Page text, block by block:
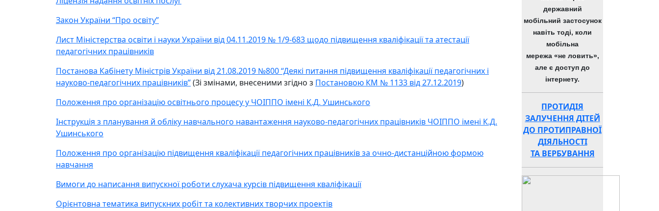
Закон України “Про освіту”
Лист Міністерства освіти і науки України від 04.11.2019 № 1/9-683 щодо підвищення кваліфікації та атестації
педагогічних працівників
Постанова Кабінету Міністрів України від 21.08.2019 №800 “Деякі питання підвищення кваліфікації педагогічних і
науково-педагогічних працівників”(Зі змінами, внесеними згідно з Постановою КМ № 1133 від 27.12.2019)
Положення про організацію освітнього процесу у ЧОІППО імені К.Д. Ушинського
Інструкція з планування й обліку навчального навантаження науково-педагогічних працівників ЧОІППО імені К.Д.
Ушинського
Положення про організацію підвищення кваліфікації педагогічних працівників за очно-дистанційною формою
навчання
Вимоги до написання випускної роботи слухача курсів підвищення кваліфікації
Орієнтовна тематика випускних робіт та колективних творчих проектів
державний
мобільний застосунок
навіть тоді, коли
мобільна
мережа «не ловить»,
але є доступ до
інтернету.
ПРОТИДІЯ
ЗАЛУЧЕННЯ ДІТЕЙ
ДО ПРОТИПРАВНОЇ
ДІЯЛЬНОСТІ
ТА ВЕРБУВАННЯ